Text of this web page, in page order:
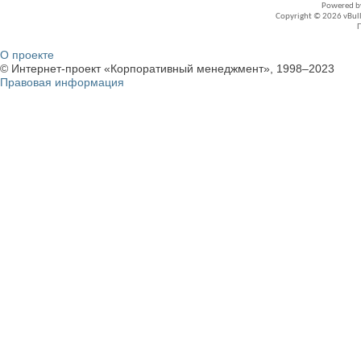
Powered
Copyright © 2026
О проекте
© Интернет-проект «Корпоративный менеджмент», 1998–2023
Правовая информация